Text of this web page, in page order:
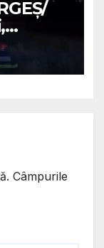
la
Câmpurile